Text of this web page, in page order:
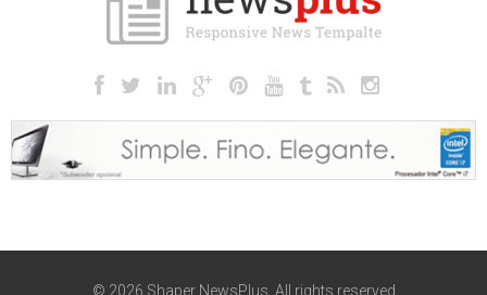
© 2026 Shaper NewsPlus. All rights reserved